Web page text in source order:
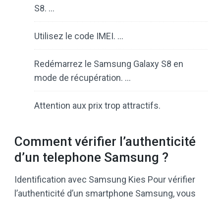
S8. …
Utilisez le code IMEI. …
Redémarrez le Samsung Galaxy S8 en
mode de récupération. …
Attention aux prix trop attractifs.
Comment vérifier l’authenticité
d’un telephone Samsung ?
Identification avec Samsung Kies Pour vérifier
l’authenticité d’un smartphone Samsung, vous